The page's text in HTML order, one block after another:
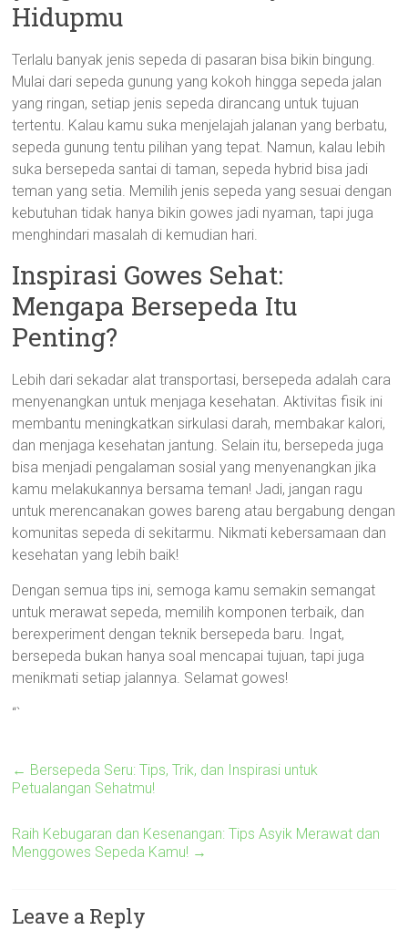
Hidupmu
Terlalu banyak jenis sepeda di pasaran bisa bikin bingung.
Mulai dari sepeda gunung yang kokoh hingga sepeda jalan
yang ringan, setiap jenis sepeda dirancang untuk tujuan
tertentu. Kalau kamu suka menjelajah jalanan yang berbatu,
sepeda gunung tentu pilihan yang tepat. Namun, kalau lebih
suka bersepeda santai di taman, sepeda hybrid bisa jadi
teman yang setia. Memilih jenis sepeda yang sesuai dengan
kebutuhan tidak hanya bikin gowes jadi nyaman, tapi juga
menghindari masalah di kemudian hari.
Inspirasi Gowes Sehat:
Mengapa Bersepeda Itu
Penting?
Lebih dari sekadar alat transportasi, bersepeda adalah cara
menyenangkan untuk menjaga kesehatan. Aktivitas fisik ini
membantu meningkatkan sirkulasi darah, membakar kalori,
dan menjaga kesehatan jantung. Selain itu, bersepeda juga
bisa menjadi pengalaman sosial yang menyenangkan jika
kamu melakukannya bersama teman! Jadi, jangan ragu
untuk merencanakan gowes bareng atau bergabung dengan
komunitas sepeda di sekitarmu. Nikmati kebersamaan dan
kesehatan yang lebih baik!
Dengan semua tips ini, semoga kamu semakin semangat
untuk merawat sepeda, memilih komponen terbaik, dan
berexperiment dengan teknik bersepeda baru. Ingat,
bersepeda bukan hanya soal mencapai tujuan, tapi juga
menikmati setiap jalannya. Selamat gowes!
“`
← Bersepeda Seru: Tips, Trik, dan Inspirasi untuk
Petualangan Sehatmu!
Raih Kebugaran dan Kesenangan: Tips Asyik Merawat dan
Menggowes Sepeda Kamu! →
Leave a Reply